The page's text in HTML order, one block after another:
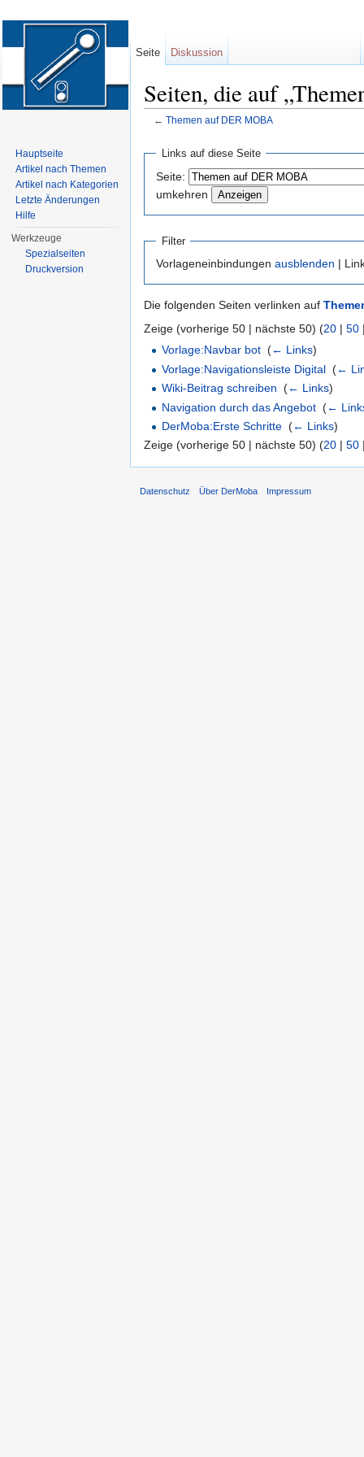
Seiten, die auf
← Themen auf DER MOBA
Links auf diese Seite
Seite:
umkehren
Filter
Vorlageneinbindungen ausblenden |
Die folgenden Seiten verlinken auf
Zeige (vorherige 50 | nächste 50) (20 | 50
Vorlage:Navbar bot (← Links)
Vorlage:Navigationsleiste Digital (←
Wiki-Beitrag schreiben
(← Links)
Navigation durch das Angebot (←
DerMoba:Erste Schritte (← Links)
Zeige (vorherige 50 | nächste 50) (20 | 50
Seite Diskussion
Hauptseite
Artikel nach Themen
Artikel nach Kategorien
Letzte Änderungen
Hilfe
Werkzeuge
Spezialseiten
Druckversion
Datenschutz Über DerMoba Impressum